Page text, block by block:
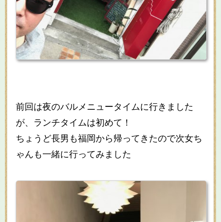
前回は夜のバルメニュータイムに行きました
が、ランチタイムは初めて！
ちょうど長男も福岡から帰ってきたので次女ち
ゃんも一緒に行ってみました